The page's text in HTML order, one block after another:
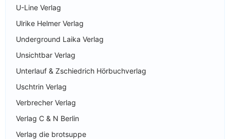
U-Line Verlag
Ulrike Helmer Verlag
Underground Laika Verlag
Unsichtbar Verlag
Unterlauf & Zschiedrich Hörbuchverlag
Uschtrin Verlag
Verbrecher Verlag
Verlag C & N Berlin
Verlag die brotsuppe